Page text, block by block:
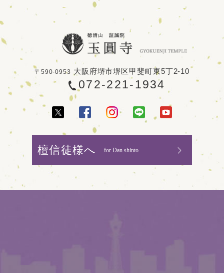
〒590-0953 大阪府堺市堺区甲斐町東5丁2-10
072-221-1934
檀信徒様へ for Dan shinto